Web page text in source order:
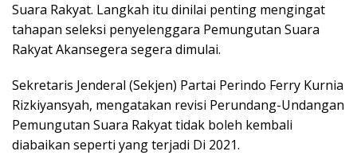
Suara Rakyat. Langkah itu dinilai penting mengingat
tahapan seleksi penyelenggara Pemungutan Suara
Rakyat Akansegera segera dimulai.
Sekretaris Jenderal (Sekjen) Partai Perindo Ferry Kurnia
Rizkiyansyah, mengatakan revisi Perundang-Undangan
Pemungutan Suara Rakyat tidak boleh kembali
diabaikan seperti yang terjadi Di 2021.